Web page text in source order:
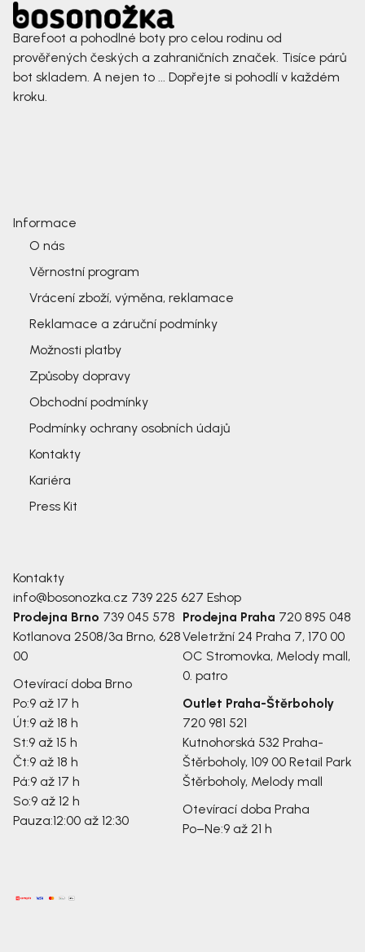
Barefoot a pohodlné boty pro celou rodinu od
prověřených českých a zahraničních značek. Tisíce párů
bot skladem. A nejen to ... Dopřejte si pohodlí v každém
kroku.
Informace
O nás
Věrnostní program
Vrácení zboží, výměna, reklamace
Reklamace a záruční podmínky
Možnosti platby
Způsoby dopravy
Obchodní podmínky
Podmínky ochrany osobních údajů
Kontakty
Kariéra
Press Kit
Kontakty
info@bosonozka.cz 739 225 627 Eshop
Prodejna Brno 739 045 578
Kotlanova 2508/3a Brno, 628
00
Otevírací doba Brno
Po:9 až 17 h
Út:9 až 18 h
St:9 až 15 h
Čt:9 až 18 h
Pá:9 až 17 h
So:9 až 12 h
Pauza:12:00 až 12:30
Prodejna Praha 720 895 048
Veletržní 24 Praha 7, 170 00
OC Stromovka, Melody mall,
0. patro
Outlet Praha-Štěrboholy
720 981 521
Kutnohorská 532 Praha-
Štěrboholy, 109 00 Retail Park
Štěrboholy, Melody mall
Otevírací doba Praha
Po–Ne:9 až 21 h